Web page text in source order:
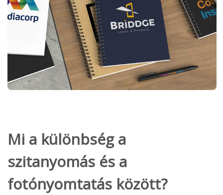
Mi a különbség a
szitanyomás és a
fotónyomtatás között?